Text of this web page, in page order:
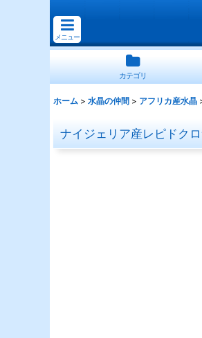
メニュー
カテゴリ
ホーム > 水晶の仲間 > アフリカ産水晶
ナイジェリア産レピドク